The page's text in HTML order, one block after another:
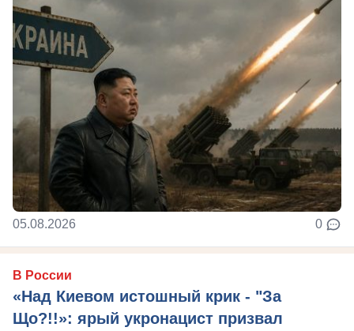
05.08.2026 0
В России
«Над Киевом истошный крик - "За
Що?!!»: ярый укронацист призвал